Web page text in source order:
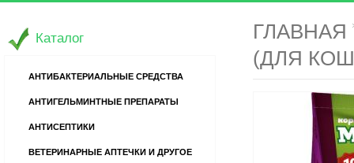
ГЛАВНАЯ
(ДЛЯ
Каталог
АНТИБАКТЕРИАЛЬНЫЕ СРЕДСТВА
АНТИГЕЛЬМИНТНЫЕ ПРЕПАРАТЫ
АНТИСЕПТИКИ
ВЕТЕРИНАРНЫЕ АПТЕЧКИ И ДРУГОЕ